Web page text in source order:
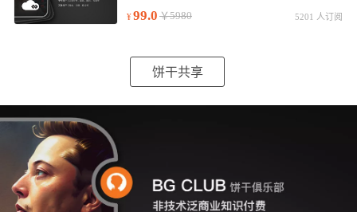
99.0 ￥5980 5201 人订阅
饼干共享